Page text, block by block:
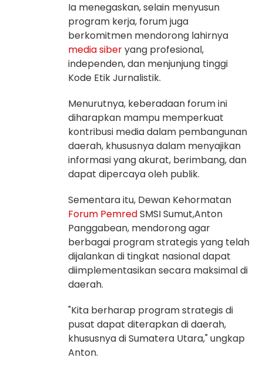
Ia menegaskan, selain menyusun
program kerja, forum juga
berkomitmen mendorong lahirnya
media siberyang profesional,
independen, dan menjunjung tinggi
Kode Etik Jurnalistik.
Menurutnya, keberadaan forum ini
diharapkan mampu memperkuat
kontribusi media dalam pembangunan
daerah, khususnya dalam menyajikan
informasi yang akurat, berimbang, dan
dapat dipercaya oleh publik.
Sementara itu, Dewan Kehormatan
Forum PemredSMSI Sumut,Anton
Panggabean, mendorong agar
berbagai program strategis yang telah
dijalankan di tingkat nasional dapat
diimplementasikan secara maksimal di
daerah.
"Kita berharap program strategis di
pusat dapat diterapkan di daerah,
khususnya di Sumatera Utara," ungkap
Anton.